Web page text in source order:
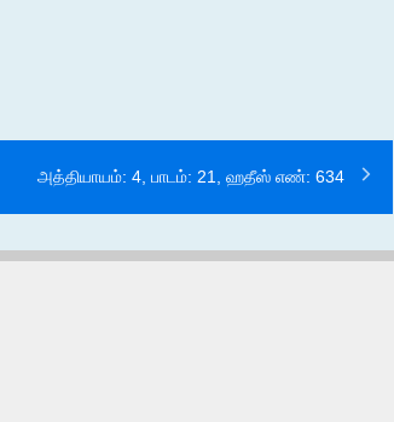
அத்தியாயம்: 4, பாடம்: 21, ஹதீஸ் எண்: 634